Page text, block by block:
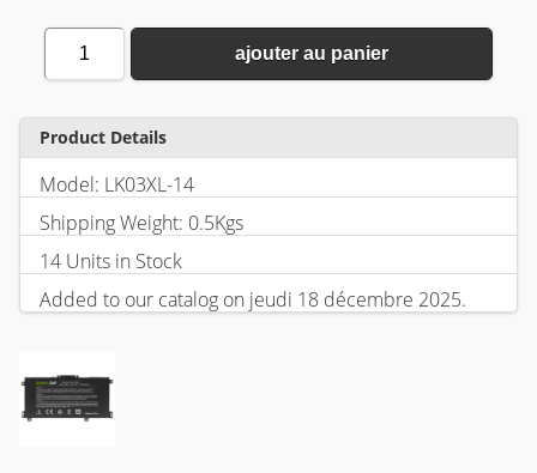
1 ajouter au panier
Product Details
Model: LK03XL-14
Shipping Weight: 0.5Kgs
14 Units in Stock
Added to our catalog on jeudi 18 décembre 2025.